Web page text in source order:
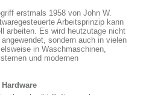
erstmals 1958 von John W.
Arbeitsprinzip kann
arbeiten. Es wird heutzutage nicht
sondern auch in vielen
in Waschmaschinen,
und modernen